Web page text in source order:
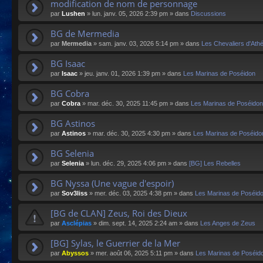
modification de nom de personnage
par Lushen » lun. janv. 05, 2026 2:39 pm » dans Discussions
BG de Mermedia
par Mermedia » sam. janv. 03, 2026 5:14 pm » dans Les Chevaliers
BG Isaac
par Isaac » jeu. janv. 01, 2026 1:39 pm » dans Les Marinas de Poséidon
BG Cobra
par Cobra» mar. déc. 30, 2025 11:45 pm » dans Les Marinas de Poséidon
BG Astinos
par Astinos » mar. déc. 30, 2025 4:30 pm » dans Les Marinas de
BG Selenia
par Selenia» lun. déc. 29, 2025 4:06 pm » dans [BG] Les Rebelles
BG Nyssa (Une vague d'espoir)
par Sov3liss » mer. déc. 03, 2025 4:38 pm » dans Les Marinas de
[BG de CLAN] Zeus, Roi des Dieux
par Asclépias » dim. sept. 14, 2025 2:24 am » dans Les Anges de Zeus
[BG] Sylas, le Guerrier de la Mer
par Abyssos » mer. août 06, 2025 5:11 pm » dans Les Marinas de